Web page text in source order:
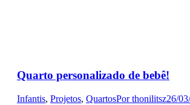
Quarto personalizado de bebê!
Infantis, Projetos, QuartosPorthonilitsz26/